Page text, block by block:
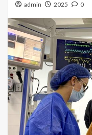
admin 2025 0